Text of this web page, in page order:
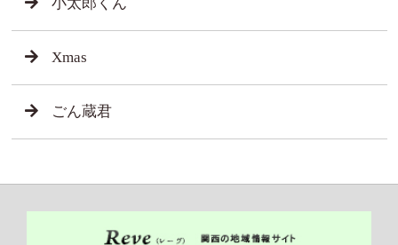
Xmas
ごん蔵君